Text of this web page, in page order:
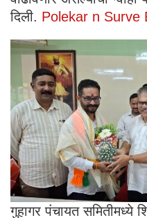
दिली. Polekar n Surve
गुहागर पंचायत समितीमध्ये